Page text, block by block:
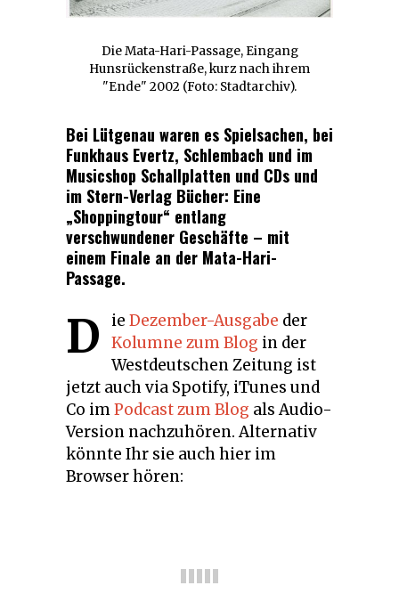
Die Mata-Hari-Passage, Eingang
Hunsrückenstraße, kurz nach ihrem
"Ende" 2002 (Foto: Stadtarchiv).
Bei Lütgenau waren es Spielsachen, bei
Funkhaus Evertz, Schlembach und im
Musicshop Schallplatten und CDs und
im Stern-Verlag Bücher: Eine
„Shoppingtour“ entlang
verschwundener Geschäfte – mit
einem Finale an der Mata-Hari-
Passage.
D ie Dezember-Ausgabe der
Kolumne zum Blog in der
Westdeutschen Zeitung ist
jetzt auch via Spotify, iTunes und
Co imPodcast zum Blog als Audio-
Version nachzuhören. Alternativ
könnte Ihr sie auch hier im
Browser hören: